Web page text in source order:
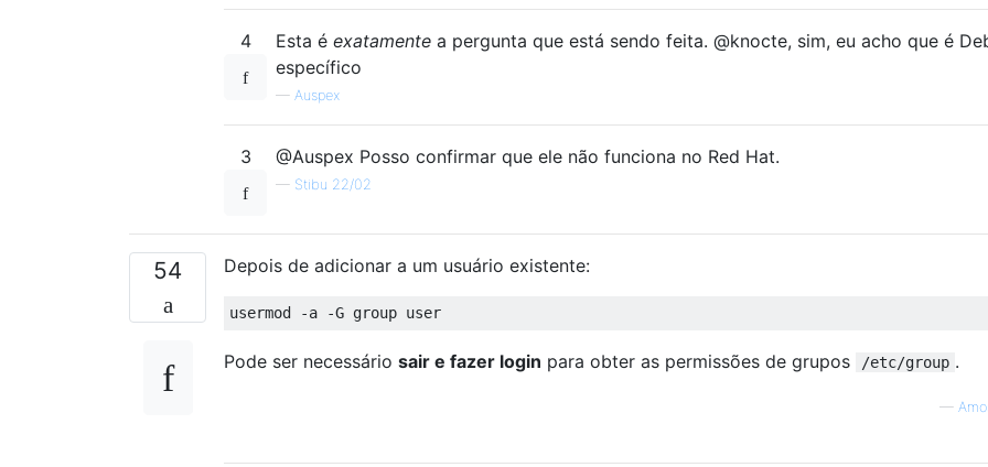
4 Esta é exatamente a pergunta que está sendo feita. @knocte, sim, eu acho que é
específico
— Auspex
3 @Auspex Posso confirmar que ele não funciona no Red Hat.
— Stibu 22/02
54 Depois de adicionar a um usuário existente:
Pode ser necessário sair e fazer login para obter as permissões de grupos /etc/group .
—